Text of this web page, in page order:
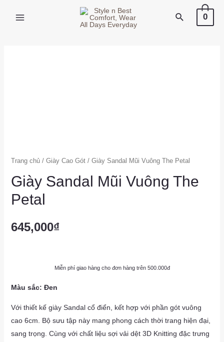
0
Trang chủ/ Giày Cao Gót/ Giày Sandal Mũi Vuông The Petal
Giày Sandal Mũi Vuông The
Petal
645,000₫
Miễn phí giao hàng cho đơn hàng trên 500.000đ
Màu sắc: Đen
Với thiết kế giày Sandal cổ điển, kết hợp với phần gót vuông
cao 6cm. Bộ sưu tập này mang phong cách thời trang hiện đại,
sang trọng. Cùng với chất liệu sợi vải dệt 3D Knitting đặc trưng